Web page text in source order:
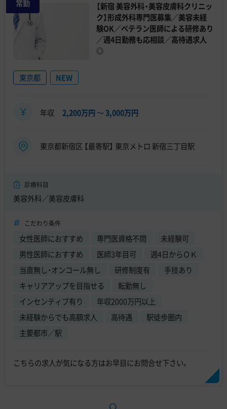
常勤
【新宿 美容外科・美容皮膚科クリニッ
ク】形成外科専門医募集／美容未経
験OK／ベテラン医師による研修あり
／週4日勤務も応相談／高待遇求人
◎
東京都 NEW
年収 2,200万円 〜3,000万円
東京都新宿区 【最寄駅】 東京メトロ 新宿三丁目駅
診療科目
美容外科／美容皮膚科
こだわり条件
女性医師におすすめ 専門医資格不問
未経験可
男性医師におすすめ
医師3年目可
週4日からＯＫ
当直無し・オンコール無し
研修制度有
手技あり
キャリアアップを目指せる
転勤無し
インセンティブ有り
年収2000万円以上
未経験からでも高額求人
高待遇
駅徒歩圏内
主要都市／駅
こちらの求人が気になる方はお早目にお問合せ下さい。